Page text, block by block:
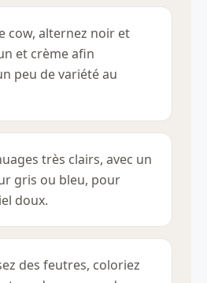
cow, alternez noir et
et crème afin
peu de variété au
très clairs, avec un
gris ou bleu, pour
doux.
des feutres, coloriez